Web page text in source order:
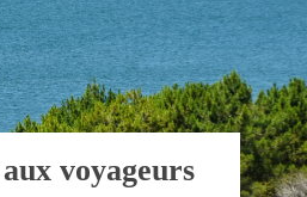
voyageurs